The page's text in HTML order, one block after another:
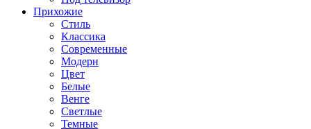
Прихожие
Стиль
Классика
Современные
Модерн
Цвет
Белые
Венге
Светлые
Темные